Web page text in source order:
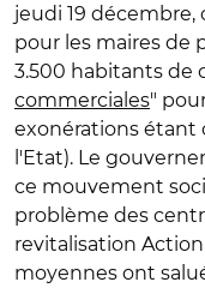
jeudi 19
pour les maires de
3.500 habitants de
commerciales"
exonérations étant
l'Etat). Le
ce mouvement
problème des
revitalisation
moyennes ont